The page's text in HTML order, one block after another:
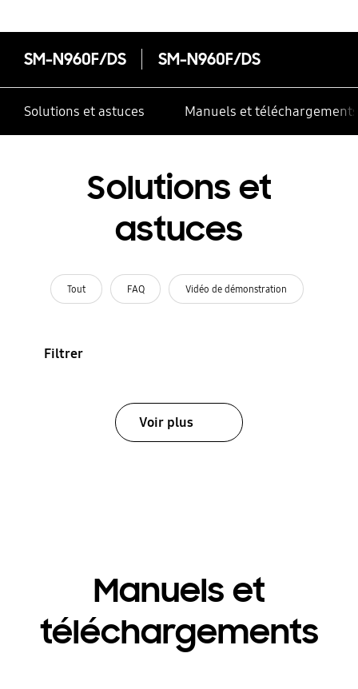
SM-N960F/DS SM-N960F/DS
Solutions et astuces Manuels et téléchargements
Solutions et
astuces
Tout FAQ Vidéo de démonstration
Filtrer
Voir plus
Manuels et
téléchargements